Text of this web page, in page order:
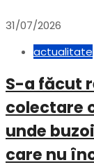
31/07/2026
actualitate
S-a făcut
colectare
unde
care nu